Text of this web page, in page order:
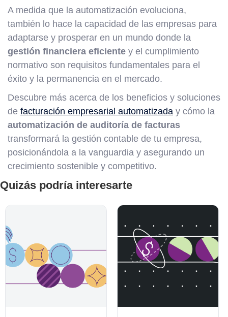
A medida que la automatización evoluciona,
también lo hace la capacidad de las empresas para
adaptarse y prosperar en un mundo donde la
gestión financiera eficiente y el cumplimiento
normativo son requisitos fundamentales para el
éxito y la permanencia en el mercado.
Descubre más acerca de los beneficios y soluciones
de facturación empresarial automatizada y cómo la
automatización de auditoría de facturas
transformará la gestión contable de tu empresa,
posicionándola a la vanguardia y asegurando un
crecimiento sostenible y competitivo.
Quizás podría interesarte